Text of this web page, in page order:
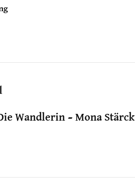
Wandlerin – Mona Stärck